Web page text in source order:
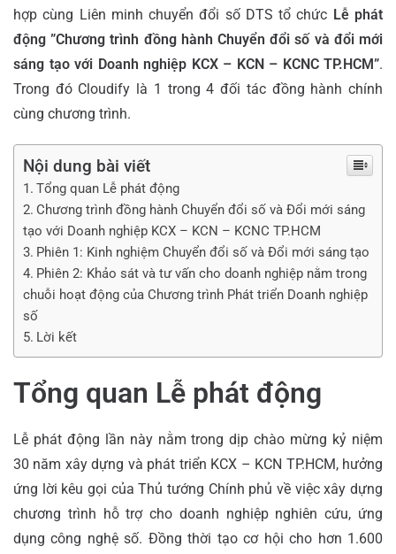
hợp cùng Liên minh chuyển đổi số DTS tổ chức Lễ phát
động ”Chương trình đồng hành Chuyển đổi số và đổi mới
sáng tạo với Doanh nghiệp KCX – KCN – KCNC TP.HCM”.
Trong đó Cloudify là 1 trong 4 đối tác đồng hành chính
cùng chương trình.
Nội dung bài viết
Tổng quan Lễ phát động
Chương trình đồng hành Chuyển đổi số và Đổi mới sáng
tạo với Doanh nghiệp KCX – KCN – KCNC TP.HCM
Phiên 1: Kinh nghiệm Chuyển đổi số và Đổi mới sáng tạo
Phiên 2: Khảo sát và tư vấn cho doanh nghiệp nằm trong
chuỗi hoạt động của Chương trình Phát triển Doanh nghiệp
số
Lời kết
Tổng quan Lễ phát động
Lễ phát động lần này nằm trong dịp chào mừng kỷ niệm
30 năm xây dựng và phát triển KCX – KCN TP.HCM, hưởng
ứng lời kêu gọi của Thủ tướng Chính phủ về việc xây dựng
chương trình hỗ trợ cho doanh nghiệp nghiên cứu, ứng
dụng công nghệ số. Đồng thời tạo cơ hội cho hơn 1.600